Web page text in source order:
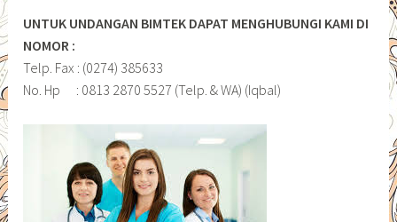
UNTUK UNDANGAN BIMTEK DAPAT MENGHUBUNGI KAMI DI
NOMOR :
Telp. Fax : (0274) 385633
No. Hp : 0813 2870 5527 (Telp. & WA) (Iqbal)